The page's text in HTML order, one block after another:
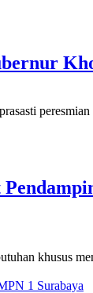
khusus
1 Surabaya